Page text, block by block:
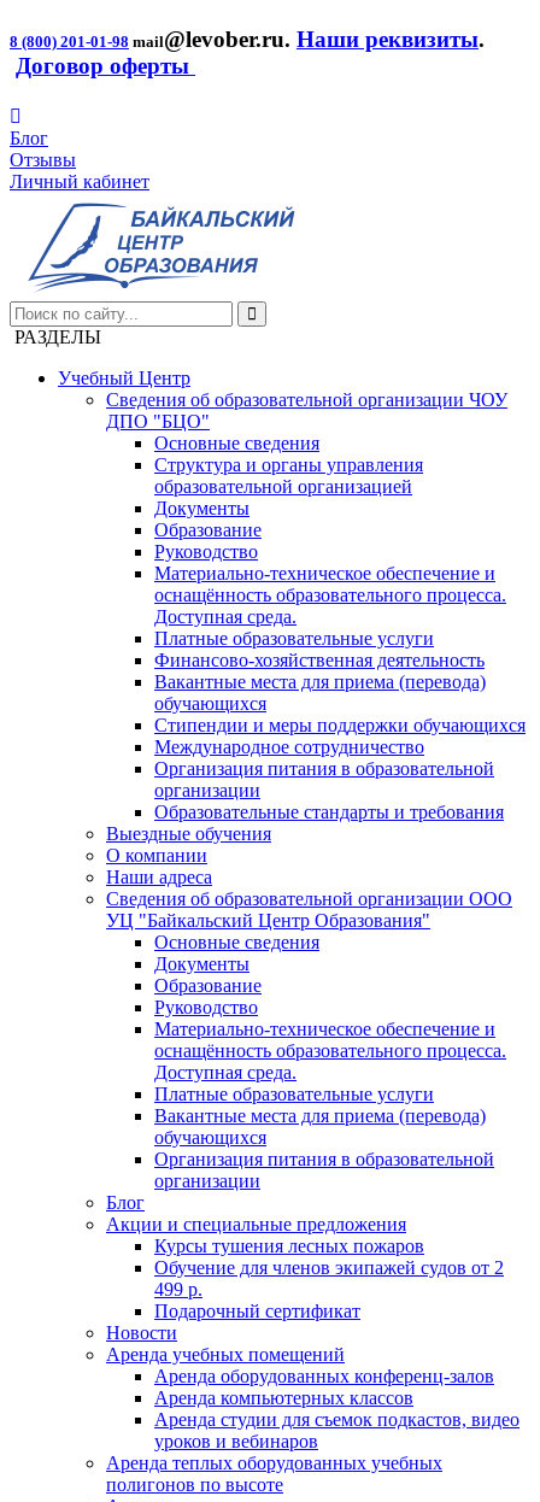
8 (800) 201-01-98 mail@levober.ru. Наши реквизиты.
Договор оферты
Блог
Отзывы
Личный кабинет
РАЗДЕЛЫ
Учебный Центр
Сведения об образовательной организации ЧОУ
ДПО "БЦО"
Основные сведения
Структура и органы управления
образовательной организацией
Документы
Образование
Руководство
Материально-техническое обеспечение и
оснащённость образовательного процесса.
Доступная среда.
Платные образовательные услуги
Финансово-хозяйственная деятельность
Вакантные места для приема (перевода)
обучающихся
Стипендии и меры поддержки обучающихся
Международное сотрудничество
Организация питания в образовательной
организации
Образовательные стандарты и требования
Выездные обучения
О компании
Наши адреса
Сведения об образовательной организации ООО
УЦ "Байкальский Центр Образования"
Основные сведения
Документы
Образование
Руководство
Материально-техническое обеспечение и
оснащённость образовательного процесса.
Доступная среда.
Платные образовательные услуги
Вакантные места для приема (перевода)
обучающихся
Организация питания в образовательной
организации
Блог
Акции и специальные предложения
Курсы тушения лесных пожаров
Обучение для членов экипажей судов от 2
499 р.
Подарочный сертификат
Новости
Аренда учебных помещений
Аренда оборудованных конференц-залов
Аренда компьютерных классов
Аренда студии для съемок подкастов, видео
уроков и вебинаров
Аренда теплых оборудованных учебных
полигонов по высоте